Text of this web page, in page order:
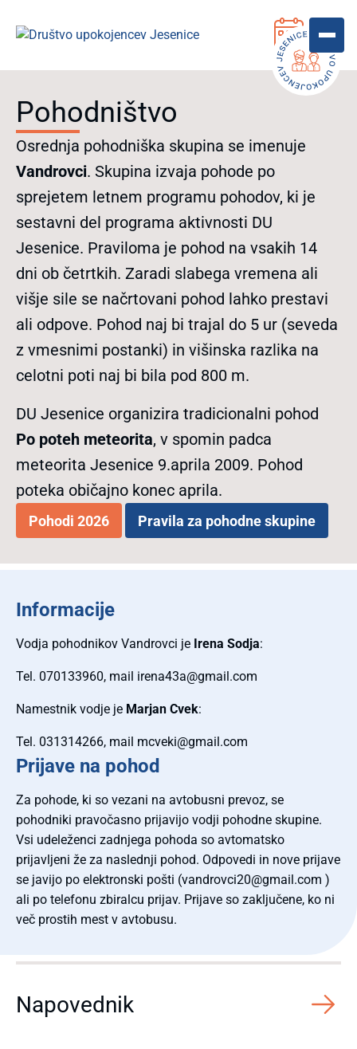
Pohodništvo
Osrednja pohodniška skupina se imenuje
Vandrovci. Skupina izvaja pohode po
sprejetem letnem programu pohodov, ki je
sestavni del programa aktivnosti DU
Jesenice. Praviloma je pohod na vsakih 14
dni ob četrtkih. Zaradi slabega vremena ali
višje sile se načrtovani pohod lahko prestavi
ali odpove. Pohod naj bi trajal do 5 ur (seveda
z vmesnimi postanki) in višinska razlika na
celotni poti naj bi bila pod 800 m.
DU Jesenice organizira tradicionalni pohod
Po poteh meteorita, v spomin padca
meteorita Jesenice 9.aprila 2009. Pohod
poteka običajno konec aprila.
Pohodi 2026 Pravila za pohodne skupine
Informacije
Vodja pohodnikov Vandrovci je Irena Sodja:
Tel. 070133960, mail irena43a@gmail.com
Namestnik vodje je Marjan Cvek:
Tel. 031314266, mail mcveki@gmail.com
Prijave na pohod
Za pohode, ki so vezani na avtobusni prevoz, se
pohodniki pravočasno prijavijo vodji pohodne skupine.
Vsi udeleženci zadnjega pohoda so avtomatsko
prijavljeni že za naslednji pohod. Odpovedi in nove prijave
se javijo po elektronski pošti (vandrovci20@gmail.com )
ali po telefonu zbiralcu prijav. Prijave so zaključene, ko ni
več prostih mest v avtobusu.
Napovednik